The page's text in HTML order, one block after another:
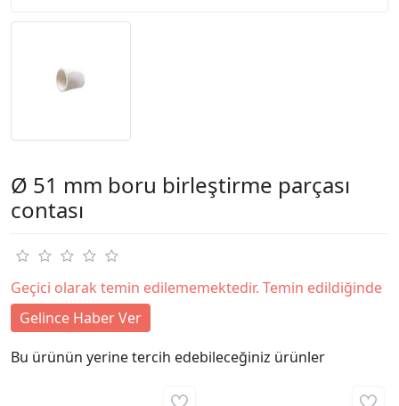
Ø 51 mm boru birleştirme parçası
contası
Geçici olarak temin edilememektedir. Temin edildiğinde
Gelince Haber Ver
Bu ürünün yerine tercih edebileceğiniz ürünler